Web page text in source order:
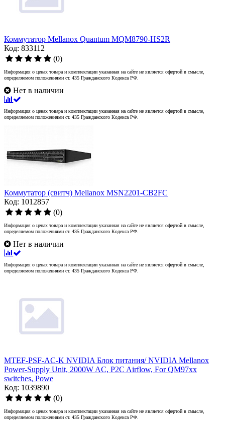
Коммутатор Mellanox Quantum MQM8790-HS2R
Код: 833112
(0)
Информация о ценах товара и комплектации указанная на сайте не является офертой в смысле,
определяемом положениями ст. 435 Гражданского Кодекса РФ.
Нет в наличии
Информация о ценах товара и комплектации указанная на сайте не является офертой в смысле,
определяемом положениями ст. 435 Гражданского Кодекса РФ.
Коммутатор (свитч) Mellanox MSN2201-CB2FC
Код: 1012857
(0)
Информация о ценах товара и комплектации указанная на сайте не является офертой в смысле,
определяемом положениями ст. 435 Гражданского Кодекса РФ.
Нет в наличии
Информация о ценах товара и комплектации указанная на сайте не является офертой в смысле,
определяемом положениями ст. 435 Гражданского Кодекса РФ.
MTEF-PSF-AC-K NVIDIA Блок питания/ NVIDIA Mellanox
Power-Supply Unit, 2000W AC, P2C Airflow, For QM97xx
switches, Powe
Код: 1039890
(0)
Информация о ценах товара и комплектации указанная на сайте не является офертой в смысле,
определяемом положениями ст. 435 Гражданского Кодекса РФ.